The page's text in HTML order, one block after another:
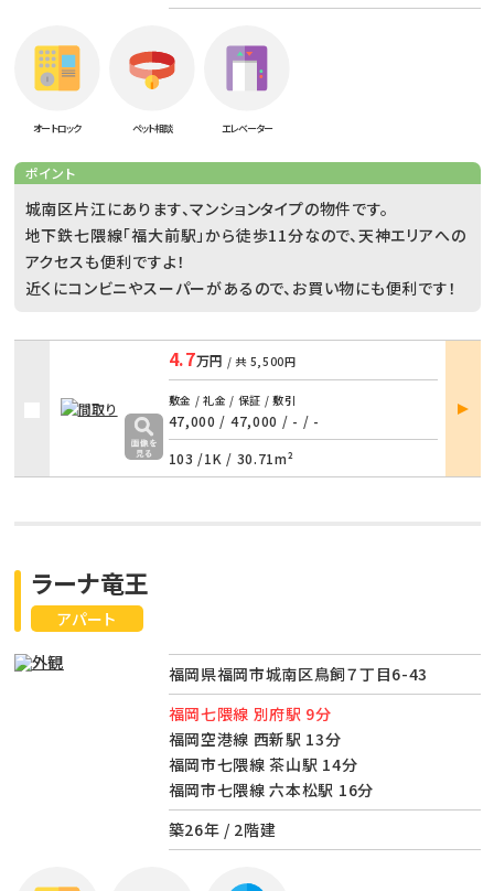
オートロック ペット相談 エレベーター
ポイント
城南区片江にあります、マンションタイプの物件です。
地下鉄七隈線「福大前駅」から徒歩11分なので、天神エリアへの
アクセスも便利ですよ！
近くにコンビニやスーパーがあるので、お買い物にも便利です！
4.7万円 / 共 5,500円
敷金 / 礼金 / 保証 / 敷引
47,000 / 47,000 / - / -
103 /1K / 30.71m²
部屋
詳細
アパート
ラーナ竜王
福岡県福岡市城南区鳥飼７丁目6-43
福岡七隈線 別府駅 9分
福岡空港線 西新駅 13分
福岡市七隈線 茶山駅 14分
福岡市七隈線 六本松駅 16分
築26年 / 2階建